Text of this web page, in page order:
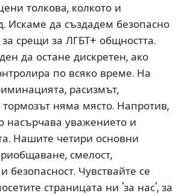
толкова, колкото и
Искаме да създадем безопасно
срещи за ЛГБТ+ общността.
да остане дискретен, ако
по всяко време. На
расизмът,
няма място. Напротив,
насърчава уважението и
Нашите четири основни
смелост,
безопасност. Чувствайте се
страницата ни 'за нас', за